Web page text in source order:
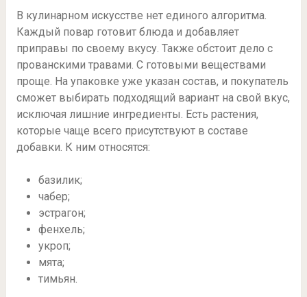
В кулинарном искусстве нет единого алгоритма.
Каждый повар готовит блюда и добавляет
приправы по своему вкусу. Также обстоит дело с
прованскими травами. С готовыми веществами
проще. На упаковке уже указан состав, и покупатель
сможет выбирать подходящий вариант на свой вкус,
исключая лишние ингредиенты. Есть растения,
которые чаще всего присутствуют в составе
добавки. К ним относятся:
базилик;
чабер;
эстрагон;
фенхель;
укроп;
мята;
тимьян.